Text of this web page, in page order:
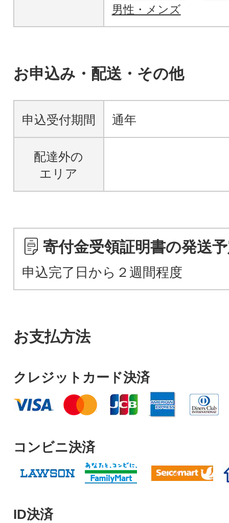
男性・メンズ
お申込み・配送・その他
申込受付期間 通年
配達外の
エリア
寄付金受領証明書の発送
申込完了日から２週間程度
お支払方法
クレジットカード決済
コンビニ決済
ID決済